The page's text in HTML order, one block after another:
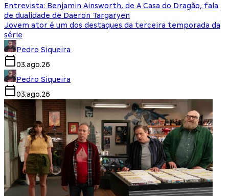
Entrevista: Benjamin Ainsworth, de A Casa do Dragão, fala
de dualidade de Daeron Targaryen
Jovem ator é um dos destaques da terceira temporada da
série
Pedro Siqueira
03.ago.26
Pedro Siqueira
03.ago.26